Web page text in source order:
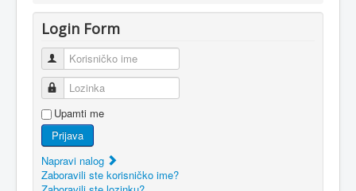
Login Form
Korisničko ime
Lozinka
Upamti me
Prijava
Napravi nalog
Zaboravili ste korisničko ime?